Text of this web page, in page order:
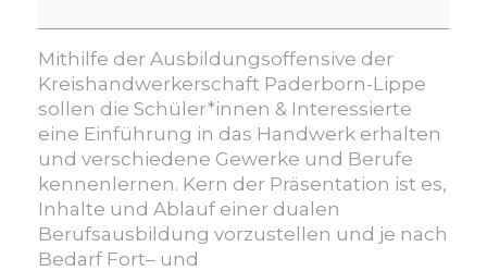
deine
Karriere
im
Handwerk!
Mithilfe der Ausbildungsoffensive der
Kreishandwerkerschaft Paderborn-Lippe
sollen die Schüler*innen & Interessierte
eine Einführung in das Handwerk erhalten
und verschiedene Gewerke und Berufe
kennenlernen. Kern der Präsentation ist es,
Inhalte und Ablauf einer dualen
Berufsausbildung vorzustellen und je nach
Bedarf Fort– und